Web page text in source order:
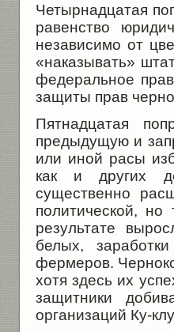
Четырнадцатая
равенство
независимо от
«наказывать»
федеральное
защиты прав
Пятнадцатая
предыдущую и
или иной расы
как и других
существенно
политической,
результате
белых,
фермеров.
хотя здесь их
защитники
организаций Ку-